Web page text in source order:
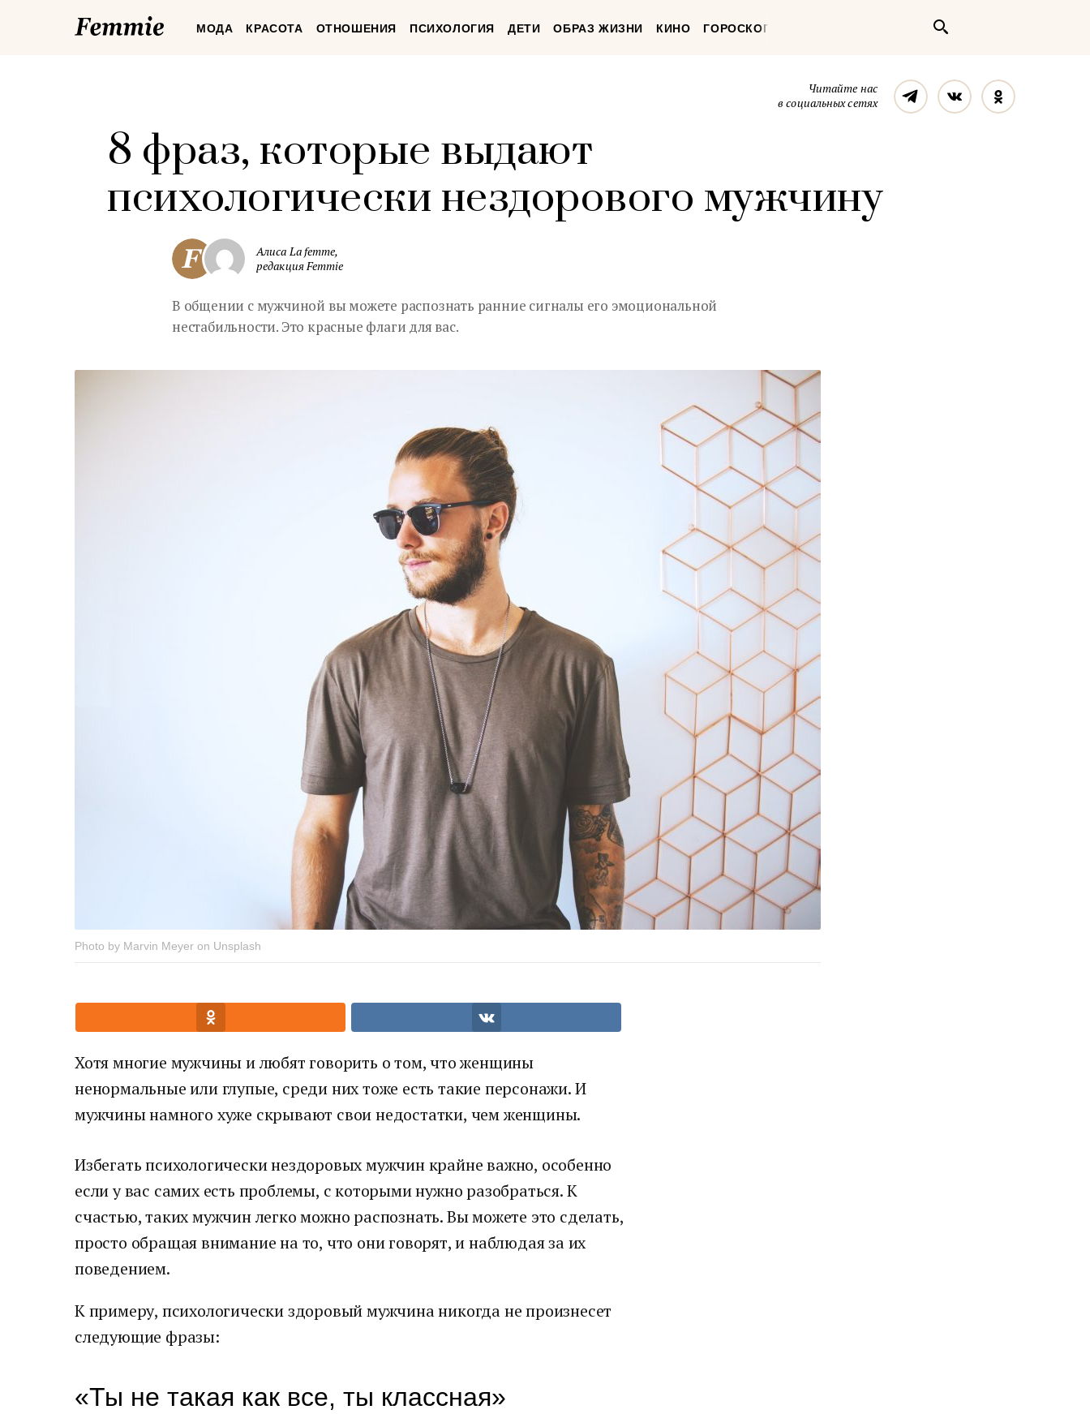
FemmieМОДА КРАСОТА ОТНОШЕНИЯ ПСИХОЛОГИЯ ДЕТИ ОБРАЗ ЖИЗНИ КИНО ГОРОСКОП
Читайте нас
в социальных сетях
ТелеграмВконтакте
8 фраз, которые выдают
психологически нездорового мужчину
Алиса La femme,
редакция Femmie
В общении с мужчиной вы можете распознать ранние сигналы его эмоциональной
нестабильности. Это красные флаги для вас.
Photo by Marvin Meyer on Unsplash
Хотя многие мужчины и любят говорить о том, что женщины
ненормальные или глупые, среди них тоже есть такие персонажи. И
мужчины намного хуже скрывают свои недостатки, чем женщины.
Избегать психологически нездоровых мужчин крайне важно, особенно
если у вас самих есть проблемы, с которыми нужно разобраться. К
счастью, таких мужчин легко можно распознать. Вы можете это сделать,
просто обращая внимание на то, что они говорят, и наблюдая за их
поведением.
К примеру, психологически здоровый мужчина никогда не произнесет
следующие фразы:
«Ты не такая как все, ты классная»